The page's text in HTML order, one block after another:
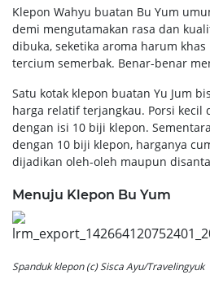
Klepon Wahyu buatan Bu Yum
demi mengutamakan rasa dan
dibuka, seketika aroma harum
tercium semerbak. Benar-benar
Satu kotak klepon buatan Yu Jum
harga relatif terjangkau. Porsi kecil
dengan isi 10 biji klepon.
dengan 10 biji klepon, harganya
dijadikan oleh-oleh maupun
Menuju Klepon Bu Yum
Spanduk klepon (c) Sisca Ayu/Travelingyuk